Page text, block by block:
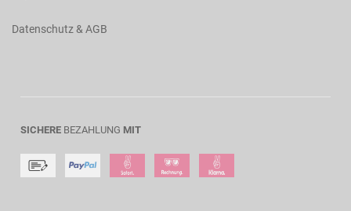
Datenschutz & AGB
SICHERE BEZAHLUNG MIT